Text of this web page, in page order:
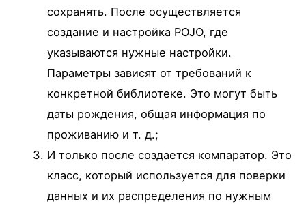
сохранять. После осуществляется
создание и настройка POJO, где
указываются нужные настройки.
Параметры зависят от требований к
конкретной библиотеке. Это могут быть
даты рождения, общая информация по
проживанию и т. д.;
И только после создается компаратор. Это
класс, который используется для поверки
данных и их распределения по нужным